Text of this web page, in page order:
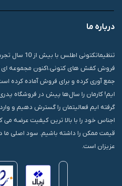
درباره ما
فروش کفش های کتونی،اکنون مجموعه ای
جمع آوری کرده و برای فروش آماده کرده
ایم! کارمان را سال‌ها پیش در فروشگاه
گرفته ایم فعالیتمان را گسترش دهیم و
اجناس خود را با بالا ترین کیفیت عرضه
قیمت ممکن را داشته باشیم. سود اصلی ما
عزیزان است.